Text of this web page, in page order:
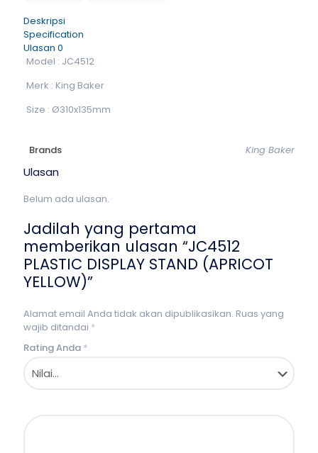
Deskripsi
Specification
Ulasan 0
Model : JC4512
Merk : King Baker
Size : Ø310x135mm
Brands King Baker
Ulasan
Belum ada ulasan.
Jadilah yang pertama
memberikan ulasan “JC4512
PLASTIC DISPLAY STAND (APRICOT
YELLOW)”
Alamat email Anda tidak akan dipublikasikan. Ruas yang
wajib ditandai *
Rating Anda *